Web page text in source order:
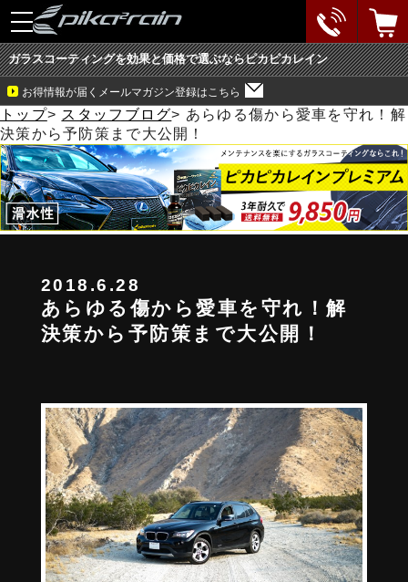
toggle
navigation
ガラスコーティングを効果と価格で選ぶならピカピカレイン
お得情報が届くメールマガジン登録はこちら
トップ> スタッフブログ> あらゆる傷から愛車を守れ！解
決策から予防策まで大公開！
2018.6.28
あらゆる傷から愛車を守れ！解
決策から予防策まで大公開！